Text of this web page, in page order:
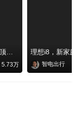
来看中国CTCC顶级赛事艾瑞泽8 pro赛车如何脱颖而出
5.73万 智电出行